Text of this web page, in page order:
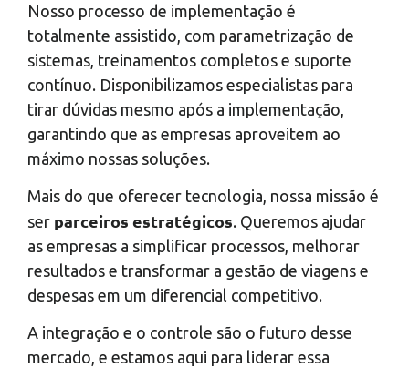
Nosso processo de implementação é
totalmente assistido, com parametrização de
sistemas, treinamentos completos e suporte
contínuo. Disponibilizamos especialistas para
tirar dúvidas mesmo após a implementação,
garantindo que as empresas aproveitem ao
máximo nossas soluções.
Mais do que oferecer tecnologia, nossa missão é
ser parceiros estratégicos. Queremos ajudar
as empresas a simplificar processos, melhorar
resultados e transformar a gestão de viagens e
despesas em um diferencial competitivo.
A integração e o controle são o futuro desse
mercado, e estamos aqui para liderar essa